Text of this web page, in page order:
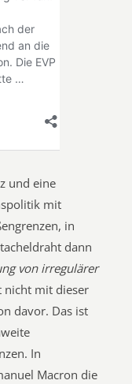
und eine
mit
in
dann
von irregulärer
nicht mit dieser
davor. Das ist
In
Macron die